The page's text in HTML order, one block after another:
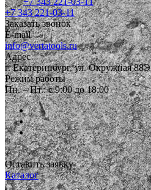
+7 343 221-03-11
Заказать звонок
E-mail
info@vertatools.ru
Адрес
г. Екатеринбург, ул. Окружная 88Э
Режим работы
Пн. – Пт.: с 9:00 до 18:00
Оставить заявку
Каталог